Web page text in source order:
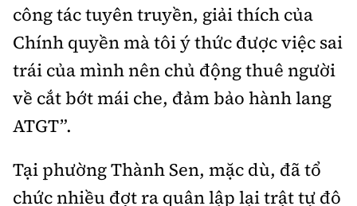
công tác tuyên truyền, giải thích của
Chính quyền mà tôi ý thức được việc sai
trái của mình nên chủ động thuê người
về cắt bớt mái che, đảm bảo hành lang
ATGT”.
Tại phường Thành Sen, mặc dù, đã tổ
chức nhiều đợt ra quân lập lại trật tự đô